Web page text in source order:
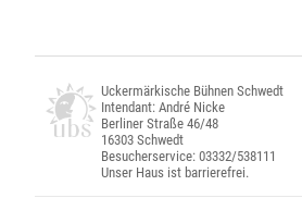
Uckermärkische Bühnen Schwedt
Intendant: André Nicke
Berliner Straße 46/48
16303 Schwedt
Besucherservice: 03332/538111
Unser Haus ist barrierefrei.